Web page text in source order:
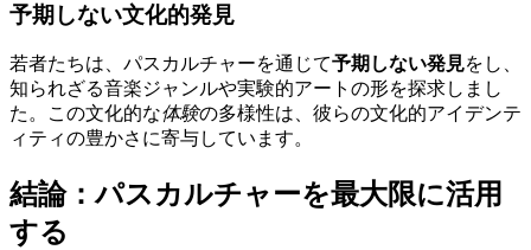
予期しない文化的発見
若者たちは、パスカルチャーを通じて予期しない発見をし、
知られざる音楽ジャンルや実験的アートの形を探求しまし
た。この文化的な体験の多様性は、彼らの文化的アイデンテ
ィティの豊かさに寄与しています。
結論：パスカルチャーを最大限に活用
する